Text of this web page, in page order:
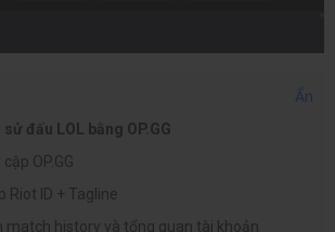
Ẩn
đấu LOL bằng OP.GG
OP.GG
Riot ID + Tagline
match history và tổng quan tài khoản